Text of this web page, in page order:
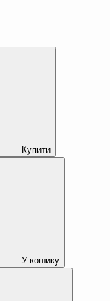
Купити
У кошику